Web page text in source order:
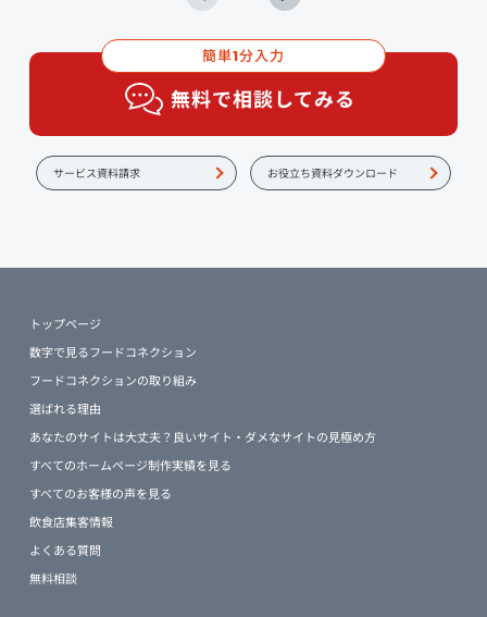
簡単1分入力
無料で相談してみる
サービス資料請求 お役立ち資料ダウンロード
トップページ
数字で見るフードコネクション
フードコネクションの取り組み
選ばれる理由
あなたのサイトは大丈夫？良いサイト・ダメなサイトの見極め方
すべてのホームページ制作実績を見る
すべてのお客様の声を見る
飲食店集客情報
よくある質問
無料相談